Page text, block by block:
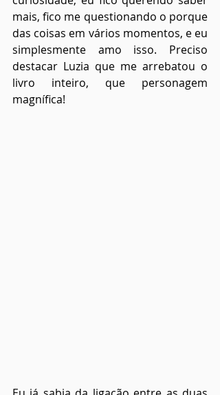
mais, fico me questionando o porque
das coisas em vários momentos, e eu
simplesmente amo isso. Preciso
destacar Luzia que me arrebatou o
livro inteiro, que personagem
magnífica!